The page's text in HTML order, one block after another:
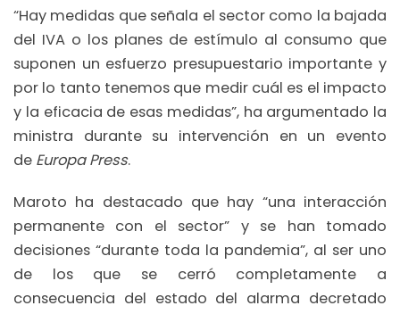
“Hay medidas que señala el sector como la bajada
del IVA o los planes de estímulo al consumo que
suponen un esfuerzo presupuestario importante y
por lo tanto tenemos que medir cuál es el impacto
y la eficacia de esas medidas”, ha argumentado la
ministra durante su intervención en un evento
de Europa Press.
Maroto ha destacado que hay “una interacción
permanente con el sector” y se han tomado
decisiones “durante toda la pandemia”, al ser uno
de los que se cerró completamente a
consecuencia del estado del alarma decretado